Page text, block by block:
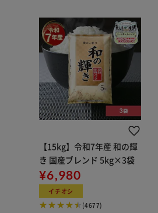
【15kg】令和7年産 和の輝
き 国産ブレンド 5kg×3袋
¥6,980
イチオシ
(4677)